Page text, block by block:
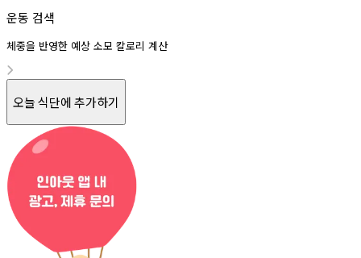
운동 검색
체중을 반영한 예상 소모 칼로리 계산
오늘 식단에 추가하기